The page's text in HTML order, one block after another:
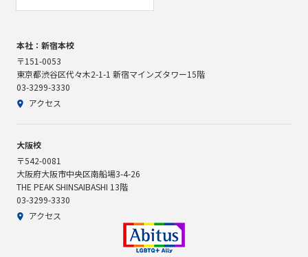
本社：新宿本校
〒151-0053
東京都渋谷区代々木2-1-1 新宿マインズタワー15階
03-3299-3330
アクセス
大阪校
〒542-0081
大阪府大阪市中央区南船場3-4-26
THE PEAK SHINSAIBASHI 13階
03-3299-3330
アクセス